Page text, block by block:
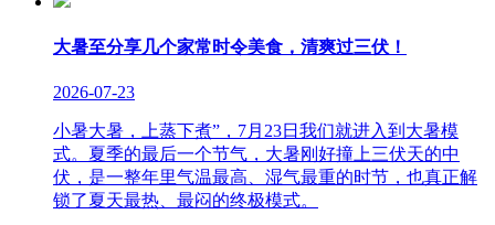
大暑至分享几个家常时令美食，清爽过三伏！
2026-07-23
小暑大暑，上蒸下煮”，7月23日我们就进入到大暑模
式。夏季的最后一个节气，大暑刚好撞上三伏天的中
伏，是一整年里气温最高、湿气最重的时节，也真正解
锁了夏天最热、最闷的终极模式。